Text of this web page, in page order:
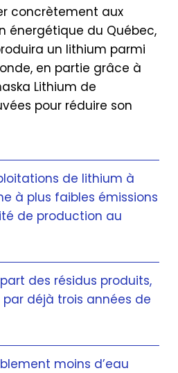
concrètement aux
énergétique du Québec,
un lithium parmi
en partie grâce à
Lithium de
pour réduire son
de lithium à
à plus faibles émissions
de production au
des résidus produits,
déjà trois années de
moins d’eau